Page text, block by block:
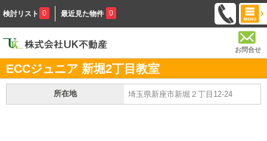
検討リスト 0 最近見た物件 0
お問合せ
ECCジュニア 新堀2丁目教室
所在地 埼玉県新座市新堀２丁目12-24